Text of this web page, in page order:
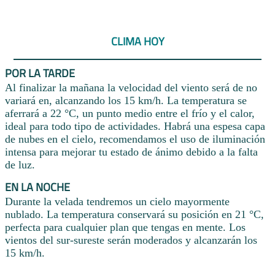
CLIMA HOY
POR LA TARDE
Al finalizar la mañana la velocidad del viento será de no
variará en, alcanzando los 15 km/h. La temperatura se
aferrará a 22 °C, un punto medio entre el frío y el calor,
ideal para todo tipo de actividades. Habrá una espesa capa
de nubes en el cielo, recomendamos el uso de iluminación
intensa para mejorar tu estado de ánimo debido a la falta
de luz.
EN LA NOCHE
Durante la velada tendremos un cielo mayormente
nublado. La temperatura conservará su posición en 21 °C,
perfecta para cualquier plan que tengas en mente. Los
vientos del sur-sureste serán moderados y alcanzarán los
15 km/h.